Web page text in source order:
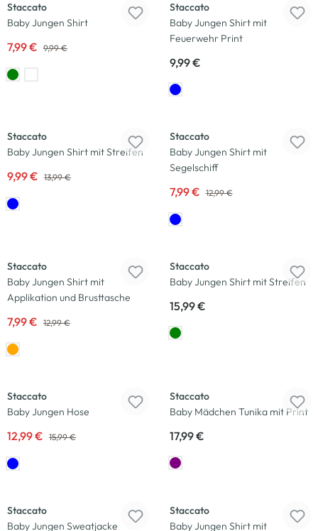
Staccato
Baby Jungen Shirt
7,99 € 9,99 €
Staccato
Baby Jungen Shirt mit
Feuerwehr Print
9,99 €
Staccato
Baby Jungen Shirt mit Streifen
9,99 € 13,99 €
Staccato
Baby Jungen Shirt mit
Segelschiff
7,99 € 12,99 €
Staccato
Baby Jungen Shirt mit
Applikation und Brusttasche
7,99 € 12,99 €
Staccato
Baby Jungen Shirt mit Streifen
15,99 €
Staccato
Baby Jungen Hose
12,99 € 15,99 €
Staccato
Baby Mädchen Tunika mit Print
17,99 €
Staccato
Baby Jungen Sweatjacke
Staccato
Baby Jungen Shirt mit